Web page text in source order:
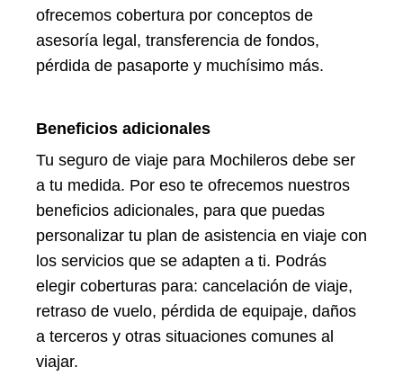
ofrecemos cobertura por conceptos de
asesoría legal, transferencia de fondos,
pérdida de pasaporte y muchísimo más.
Beneficios adicionales
Tu seguro de viaje para Mochileros debe ser
a tu medida. Por eso te ofrecemos nuestros
beneficios adicionales, para que puedas
personalizar tu plan de asistencia en viaje con
los servicios que se adapten a ti. Podrás
elegir coberturas para: cancelación de viaje,
retraso de vuelo, pérdida de equipaje, daños
a terceros y otras situaciones comunes al
viajar.